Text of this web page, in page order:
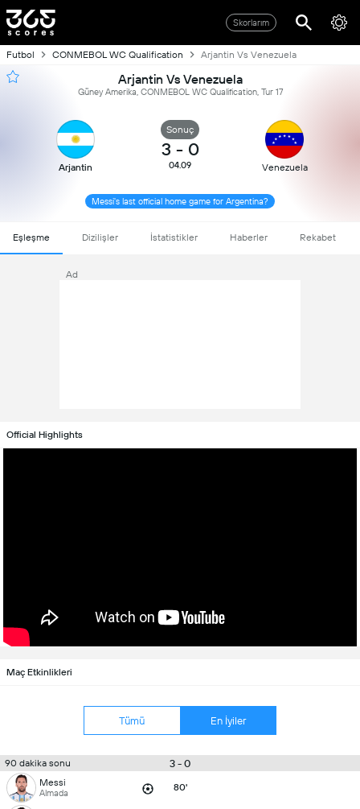
Skorlarım
Futbol CONMEBOL WC Qualification Arjantin Vs Venezuela
Arjantin Vs Venezuela
Güney Amerika, CONMEBOL WC Qualification, Tur 17
Arjantin
Sonuç
3 - 0
04.09 Venezuela
Messi's last official home game for Argentina?
Eşleşme Dizilişler İstatistikler Haberler Rekabet
Ad
Official Highlights
Maç Etkinlikleri
Tümü En İyiler
90 dakika sonu 3 - 0
Messi
Almada 80'